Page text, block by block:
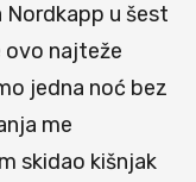
u šest
ovo najteže
jedna noć bez
me
skidao kišnjak